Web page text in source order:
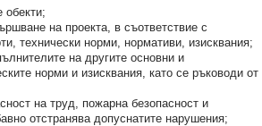
обекти;
на проекта, в съответствие с
технически норми, нормативи, изисквания;
на другите основни и
норми и изисквания, като се ръководи от
на труд, пожарна безопасност и
отстранява допуснатите нарушения;